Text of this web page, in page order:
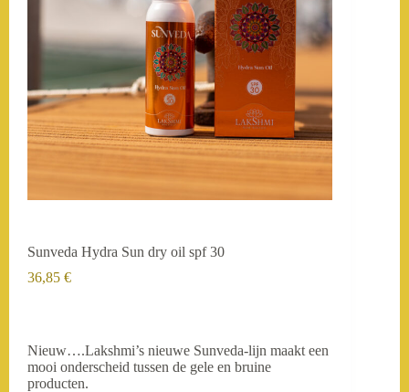
Sunveda Hydra Sun dry oil spf 30
36,85 €
Nieuw….Lakshmi’s nieuwe Sunveda-lijn maakt een
mooi onderscheid tussen de gele en bruine
producten.